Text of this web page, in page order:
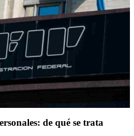
de qué se trata